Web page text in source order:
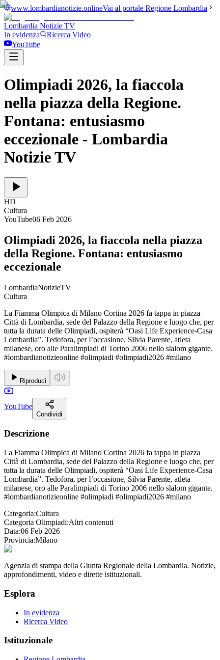
www.lombardianotizie.onlineVai al portale Regione Lombardia
Lombardia Notizie TV
In evidenza
Ricerca Video
YouTube
Olimpiadi 2026, la fiaccola
nella piazza della Regione.
Fontana: entusiasmo
eccezionale - Lombardia
Notizie TV
HD
Cultura
YouTube06 Feb 2026
Olimpiadi 2026, la fiaccola nella piazza
della Regione. Fontana: entusiasmo
eccezionale
LombardiaNotizieTV
Cultura
La Fiamma Olimpica di Milano Cortina 2026 fa tappa in piazza
Città di Lombardia, sede del Palazzo della Regione e luogo che, per
tutta la durata delle Olimpiadi, ospiterà “Oasi Life Experience-Casa
Lombardia”. Tedofora, per l’occasione, Silvia Parente, atleta
milanese, oro alle Paralimpiadi di Torino 2006 nello slalom gigante.
#lombardianotizieonline #olimpiadi #olimpiadi2026 #milano
Riproduci
YouTube
Condividi
Descrizione
La Fiamma Olimpica di Milano Cortina 2026 fa tappa in piazza
Città di Lombardia, sede del Palazzo della Regione e luogo che, per
tutta la durata delle Olimpiadi, ospiterà “Oasi Life Experience-Casa
Lombardia”. Tedofora, per l’occasione, Silvia Parente, atleta
milanese, oro alle Paralimpiadi di Torino 2006 nello slalom gigante.
#lombardianotizieonline #olimpiadi #olimpiadi2026 #milano
Categoria:Cultura
Categoria Olimpiadi:Altri contenuti
Data:06 Feb 2026
Provincia:Milano
Agenzia di stampa della Giunta Regionale della Lombardia. Notizie,
approfondimenti, video e dirette istituzionali.
Esplora
In evidenza
Ricerca Video
Istituzionale